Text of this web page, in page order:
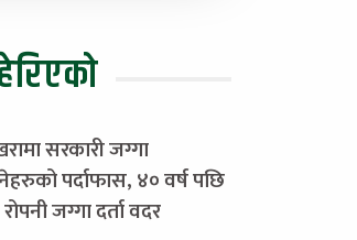
सरकारी जग्गा
पर्दाफास, ४० वर्ष पछि
जग्गा दर्ता वदर